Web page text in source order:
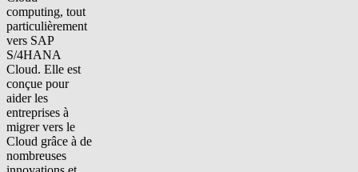
computing, tout
particulièrement
vers SAP
S/4HANA
Cloud. Elle est
conçue pour
aider les
entreprises à
migrer vers le
Cloud grâce à de
nombreuses